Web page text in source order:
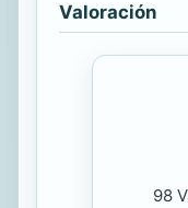
Valoración
98